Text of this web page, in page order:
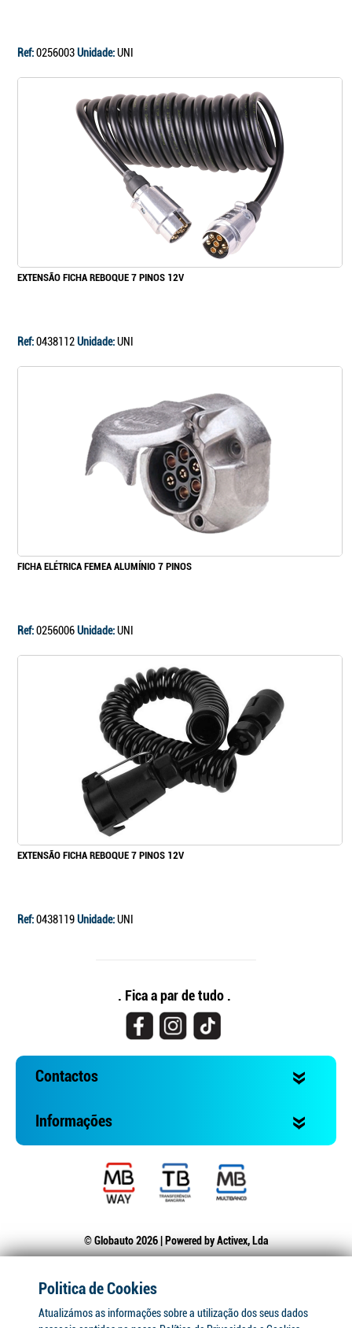
Ref:0256003Unidade:UNI
EXTENSÃO FICHA REBOQUE 7 PINOS 12V
Ref:0438112Unidade:UNI
FICHA ELÉTRICA FEMEA ALUMÍNIO 7 PINOS
Ref:0256006Unidade:UNI
EXTENSÃO FICHA REBOQUE 7 PINOS 12V
Ref:0438119Unidade:UNI
. Fica a par de tudo .
Contactos
Informações
© Globauto 2026 | Powered byActivex, Lda
Politica de Cookies
Atualizámos as informações sobre a utilização dos seus dados